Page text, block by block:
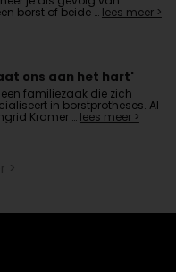
borst of beide … lees meer >
ons aan het hart'
een familiezaak die zich
in borstprotheses. Al
Kramer … lees meer >
>